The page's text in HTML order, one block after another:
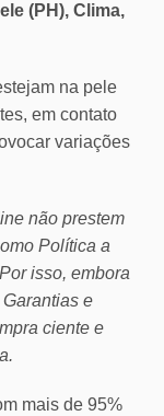
(PH), Clima,
na pele
em contato
variações
não prestem
Política a
Por isso, embora
e
ciente e
mais de 95%